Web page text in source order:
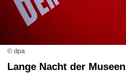
© dpa
Lange Nacht der Museen